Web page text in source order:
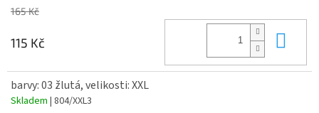
165 Kč
115 Kč
barvy: 03 žlutá, velikosti: XXL
Skladem | 804/XXL3